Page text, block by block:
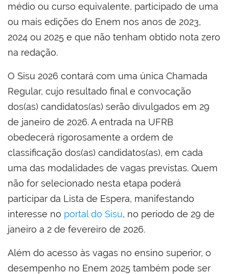
médio ou curso equivalente, participado de uma
ou mais edições do Enem nos anos de 2023,
2024 ou 2025 e que não tenham obtido nota zero
na redação.
O Sisu 2026 contará com uma única Chamada
Regular, cujo resultado final e convocação
dos(as) candidatos(as) serão divulgados em 29
de janeiro de 2026. A entrada na UFRB
obedecerá rigorosamente a ordem de
classificação dos(as) candidatos(as), em cada
uma das modalidades de vagas previstas. Quem
não for selecionado nesta etapa poderá
participar da Lista de Espera, manifestando
interesse no portal do Sisu, no período de 29 de
janeiro a 2 de fevereiro de 2026.
Além do acesso às vagas no ensino superior, o
desempenho no Enem 2025 também pode ser